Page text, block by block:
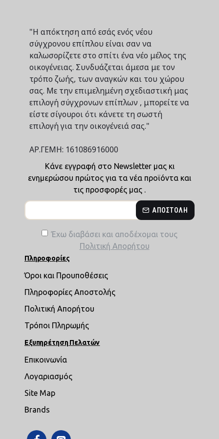
"Η απόκτηση από εσάς ενός νέου
σύγχρονου επίπλου είναι σαν να
καλωσορίζετε στο σπίτι ένα νέο μέλος της
οικογένειας. Συνδυάζεται άμεσα με τον
τρόπο ζωής, των αναγκών και του χώρου
σας. Με την επιμελημένη σχεδιαστική μας
επιλογή σύγχρονων επίπλων , μπορείτε να
είστε σίγουροι ότι κάνετε τη σωστή
επιλογή για την οικογένειά σας."
ΑΡ.ΓΕΜΗ: 161086916000
Κάνε εγγραφή στο Newsletter μας κι
ενημερώσου πρώτος για τα νέα προϊόντα και
τις προσφορές μας .
ΑΠΟΣΤΟΛΉ
Έχω διαβάσει και αποδέχομαι τους
Πολιτική Απορήτου
Πληροφορίες
Όροι και Προυποθέσεις
Πληροφορίες Αποστολής
Πολιτική Απορήτου
Τρόποι Πληρωμής
Εξυπηρέτηση Πελατών
Επικοινωνία
Λογαριασμός
Site Map
Brands